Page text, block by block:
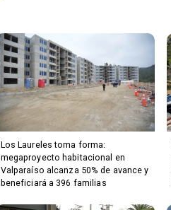
Los Laureles toma forma:
megaproyecto habitacional en
Valparaíso alcanza 50% de avance y
beneficiará a 396 familias